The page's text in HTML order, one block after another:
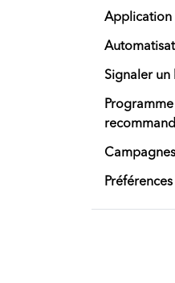
Application
Signaler